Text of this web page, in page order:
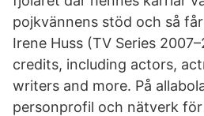
pojkvännens stöd och så
Irene Huss (TV Series
credits, including actors,
writers and more. På
personprofil och nätverk för